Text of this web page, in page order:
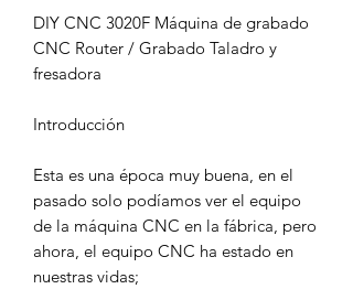
DIY CNC 3020F Máquina de grabado
CNC Router / Grabado Taladro y
fresadora
Introducción
Esta es una época muy buena, en el
pasado solo podíamos ver el equipo
de la máquina CNC en la fábrica, pero
ahora, el equipo CNC ha estado en
nuestras vidas;